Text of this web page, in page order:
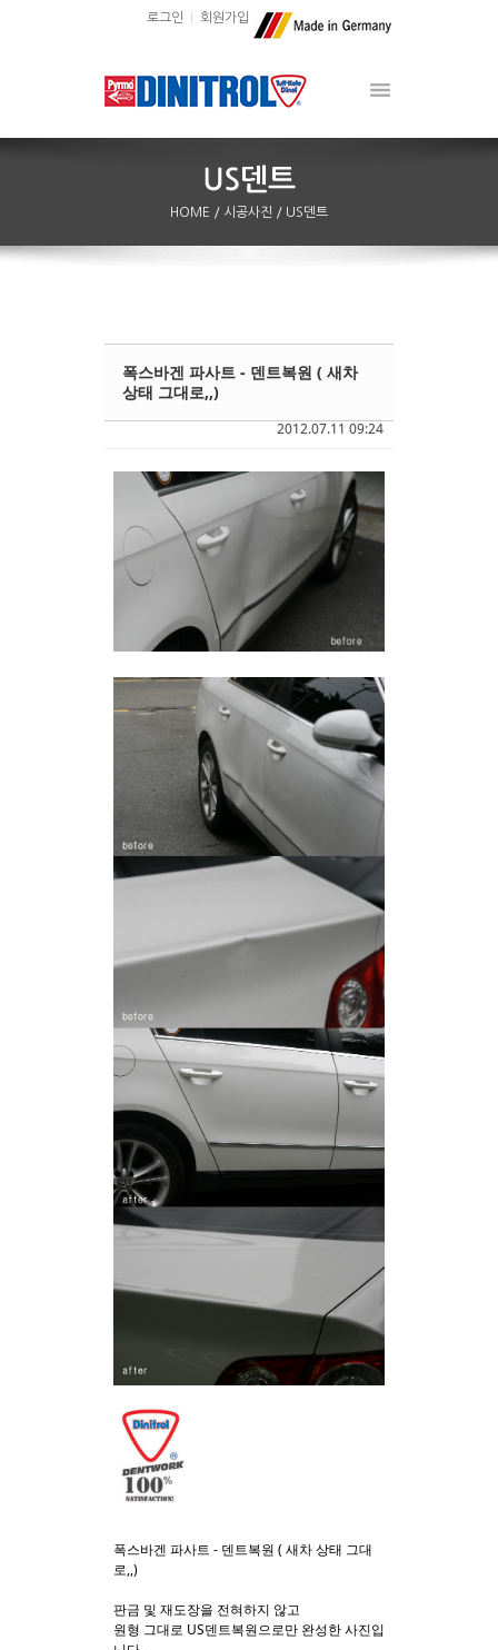
로그인 회원가입
HOME / 시공사진 / US덴트
2012.07.11 09:24
폭스바겐 파사트 - 덴트복원 ( 새차
상태 그대로,,)
폭스바겐 파사트 - 덴트복원 ( 새차 상태 그대
로,,)
판금 및 재도장을 전혀하지 않고
원형 그대로 US덴트복원으로만 완성한 사진입
Sketchbook5, 스케치북5
Sketchbook5, 스케치북5
Sketchbook5, 스케치북5
Sketchbook5, 스케치북5